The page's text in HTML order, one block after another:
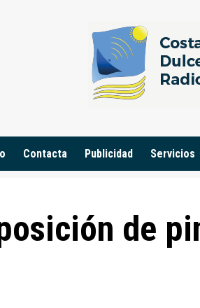
Contacta Publicidad Servicios
de